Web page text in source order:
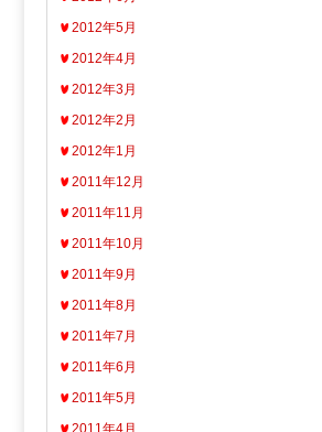
2012年5月
2012年4月
2012年3月
2012年2月
2012年1月
2011年12月
2011年11月
2011年10月
2011年9月
2011年8月
2011年7月
2011年6月
2011年5月